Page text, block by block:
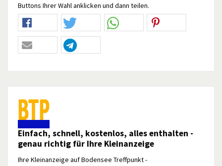
Buttons Ihrer Wahl anklicken und dann teilen.
Einfach, schnell, kostenlos, alles enthalten -
genau richtig für Ihre Kleinanzeige
Ihre Kleinanzeige auf Bodensee Treffpunkt -